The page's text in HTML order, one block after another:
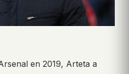
en 2019, Arteta a